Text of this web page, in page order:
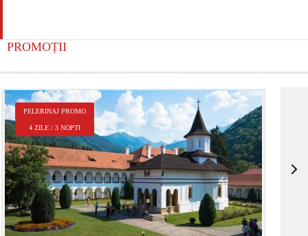
PROMOȚII
PELERINAJ PROMO
4 ZILE / 3 NOPTI